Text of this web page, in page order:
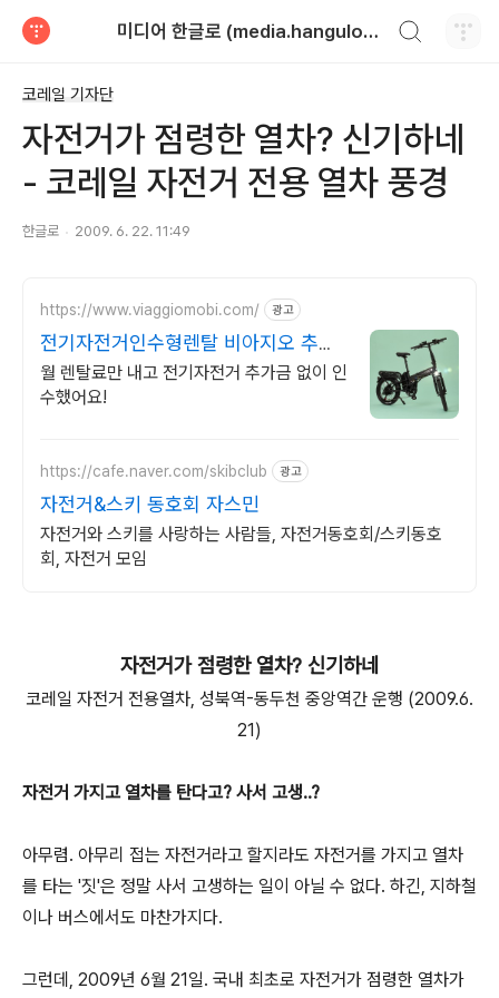
미디어 한글로 (media.hangulo.net)
코레일 기자단
자전거가 점령한 열차? 신기하네
- 코레일 자전거 전용 열차 풍경
한글로 2009. 6. 22. 11:49
https://www.viaggiomobi.com/ 광고
전기자전거인수형렌탈 비아지오 추가
금0원, 출퇴근자전거마련
월 렌탈료만 내고 전기자전거 추가금 없이 인
수했어요!
https://cafe.naver.com/skibclub 광고
자전거&스키 동호회 자스민
자전거와 스키를 사랑하는 사람들, 자전거동호회/스키동호
회, 자전거 모임
자전거가 점령한 열차? 신기하네
코레일 자전거 전용열차, 성북역-동두천 중앙역간 운행 (2009.6.
21)
자전거 가지고 열차를 탄다고? 사서 고생..?
아무렴. 아무리 접는 자전거라고 할지라도 자전거를 가지고 열차
를 타는 '짓'은 정말 사서 고생하는 일이 아닐 수 없다. 하긴, 지하철
이나 버스에서도 마찬가지다.
그런데, 2009년 6월 21일. 국내 최초로 자전거가 점령한 열차가